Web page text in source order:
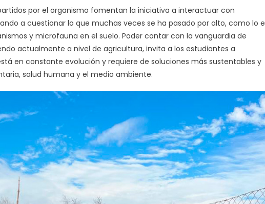
por el organismo fomentan la iniciativa a interactuar con
a cuestionar lo que muchas veces se ha pasado por alto, como lo
y microfauna en el suelo. Poder contar con la vanguardia de
actualmente a nivel de agricultura, invita a los estudiantes a
en constante evolución y requiere de soluciones más sustentables y
salud humana y el medio ambiente.